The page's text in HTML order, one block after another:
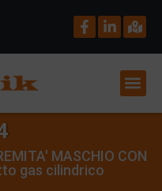
MASCHIO CON
gas cilindrico